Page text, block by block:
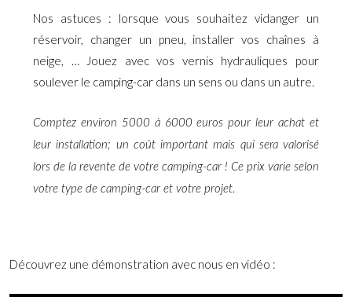
Nos astuces : lorsque vous souhaitez vidanger un
réservoir, changer un pneu, installer vos chaînes à
neige, … Jouez avec vos vernis hydrauliques pour
soulever le camping-car dans un sens ou dans un autre.
Comptez environ 5000 à 6000 euros pour leur achat et
leur installation; un coût important mais qui sera valorisé
lors de la revente de votre camping-car ! Ce prix varie selon
votre type de camping-car et votre projet.
Découvrez une démonstration avec nous en vidéo :